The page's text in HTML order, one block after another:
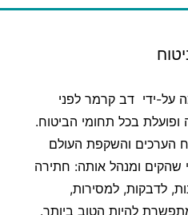
על-ידי דב קרמר לפני
בכל תחומי הביטוח.
הערכים והשקפת העולם
שהקים ומנהל אותה: חתירה
לדבקות, למסירות,
להיות הטוב ביותר.